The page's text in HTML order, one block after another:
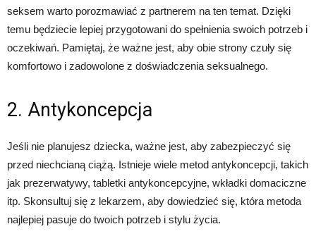
seksem warto porozmawiać z partnerem na ten temat. Dzięki
temu będziecie lepiej przygotowani do spełnienia swoich potrzeb i
oczekiwań. Pamiętaj, że ważne jest, aby obie strony czuły się
komfortowo i zadowolone z doświadczenia seksualnego.
2. Antykoncepcja
Jeśli nie planujesz dziecka, ważne jest, aby zabezpieczyć się
przed niechcianą ciążą. Istnieje wiele metod antykoncepcji, takich
jak prezerwatywy, tabletki antykoncepcyjne, wkładki domaciczne
itp. Skonsultuj się z lekarzem, aby dowiedzieć się, która metoda
najlepiej pasuje do twoich potrzeb i stylu życia.